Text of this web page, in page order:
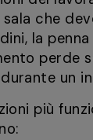
che
la
perde
un
più